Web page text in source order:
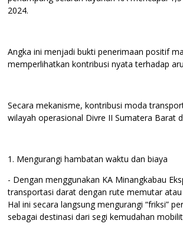
2024.
Angka ini menjadi bukti penerimaan positif
memperlihatkan kontribusi nyata terhadap
Secara mekanisme, kontribusi moda
wilayah operasional Divre II Sumatera Barat
1. Mengurangi hambatan waktu dan biaya
- Dengan menggunakan KA Minangkabau
transportasi darat dengan rute memutar
Hal ini secara langsung mengurangi “friksi”
sebagai destinasi dari segi kemudahan